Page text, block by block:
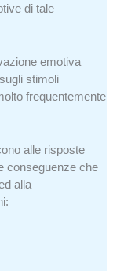
di tale
emotiva
stimoli
frequentemente
alle risposte
conseguenze che
alla